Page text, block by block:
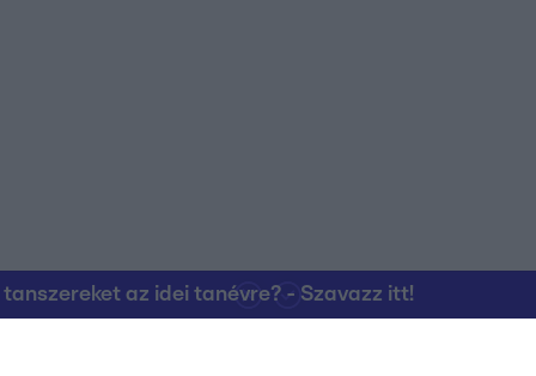
az idei tanévre? - Szavazz itt!